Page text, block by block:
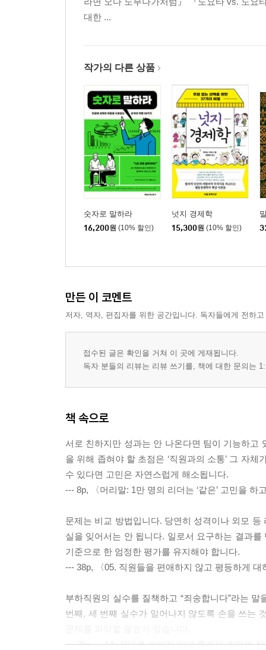
대한 ...
작가의 다른 상품
숫자로 말하라
16,200원 (10% 할인)
넛지 경제학
15,300원 (10% 할인)
만든 이 코멘트
저자, 역자, 편집자를 위한 공간입니다. 독자들에게 전하
접수된 글은 확인을 거쳐 이 곳에 게재됩니다.
독자 분들의 리뷰는 리뷰 쓰기를, 책에 대한 문의는
책 속으로
서로 친하지만 성과는 안 나온다면 팀이 기능하고
을 위해 좁혀야 할 초점은 ‘직원과의 소통’ 그 자체
수 있다면 고민은 자연스럽게 해소됩니다.
--- 8p, 〈머리말: 1만 명의 리더는 ‘같은’ 고민을 하
문제는 비교 방법입니다. 당연히 성격이나 외모
실을 잊어서는 안 됩니다. 일로서 요구하는 결과
기준으로 한 엄정한 평가를 유지해야 합니다.
--- 38p, 〈05. 직원들을 편애하지 않고 평등하게
부하직원의 실수를 질책하고 “죄송합니다”라는
번째, 세 번째 실수가 일어나지 않도록 손을 쓰는
--- 76p, 〈14. 꼰대로 보이지 않게 훈계와 조언을